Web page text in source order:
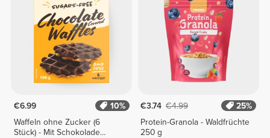
€6.99
10%
Waffeln ohne Zucker (6
Stück) - Mit Schokolade
€3.74 €4.99
25%
Protein-Granola - Waldfrüchte
250 g